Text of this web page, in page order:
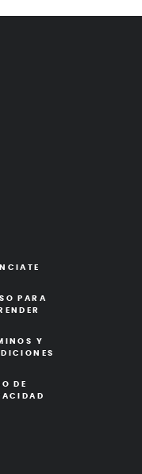
PARA
Y
DE